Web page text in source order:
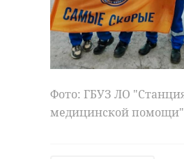
Фото: ГБУЗ ЛО
медицинской помощи"
Фото: "Команда 47"
помощь